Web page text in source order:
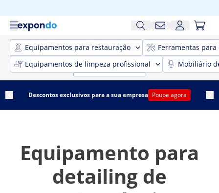
Equipamentos para restauração
Ferramentas para
Equipamentos de limpeza profissional
Mobiliário
Descontos exclusivos para a sua empresa Poupe agora
Equipamento para
detailing de